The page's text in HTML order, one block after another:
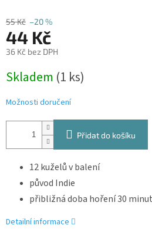
55 Kč –20 %
44 Kč
36 Kč bez DPH
cena:
Skladem (1 ks)
Možnosti doručení
Přidat do košíku
12 kuželů v balení
původ Indie
přibližná doba hoření 30 minut
Detailní informace